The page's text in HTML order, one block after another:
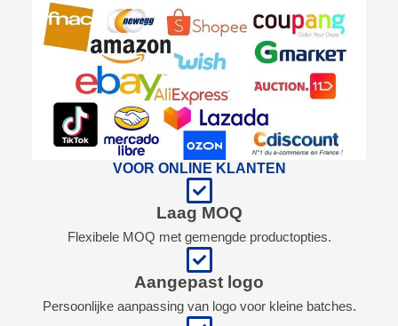
VOOR ONLINE KLANTEN
Laag MOQ
Flexibele MOQ met gemengde productopties.
Aangepast logo
Persoonlijke aanpassing van logo voor kleine batches.